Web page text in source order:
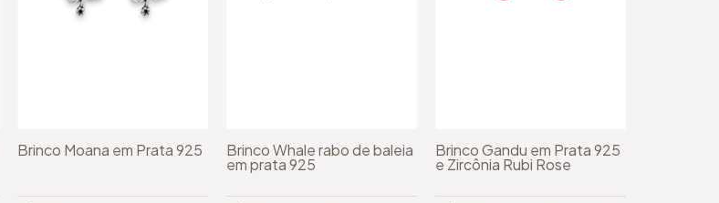
Brinco Moana em Prata 925 Brinco Whale rabo de baleia
em prata 925
Brinco Gandu em Prata 925
e Zircônia Rubi Rose